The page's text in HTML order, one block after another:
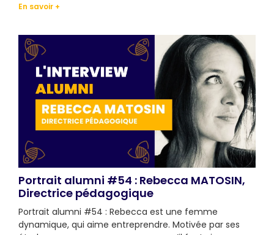
En savoir +
Portrait alumni #54 : Rebecca MATOSIN,
Directrice pédagogique
Portrait alumni #54 : Rebecca est une femme
dynamique, qui aime entreprendre. Motivée par ses